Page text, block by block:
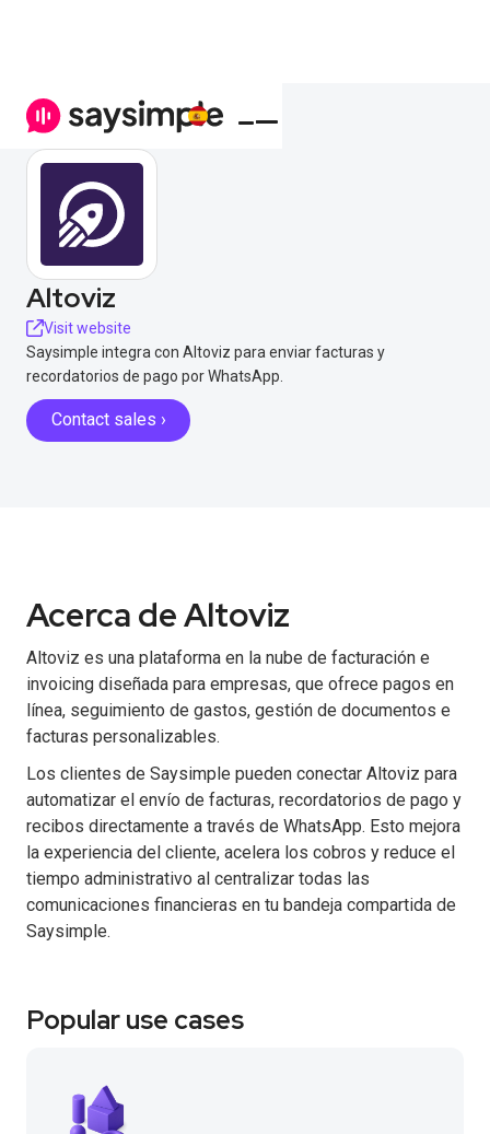
Altoviz
Visit website
Saysimple integra con Altoviz para enviar facturas y
recordatorios de pago por WhatsApp.
Contact sales ›
Acerca de Altoviz
Altoviz es una plataforma en la nube de facturación e
invoicing diseñada para empresas, que ofrece pagos en
línea, seguimiento de gastos, gestión de documentos e
facturas personalizables.
Los clientes de Saysimple pueden conectar Altoviz para
automatizar el envío de facturas, recordatorios de pago y
recibos directamente a través de WhatsApp. Esto mejora
la experiencia del cliente, acelera los cobros y reduce el
tiempo administrativo al centralizar todas las
comunicaciones financieras en tu bandeja compartida de
Saysimple.
Popular use cases